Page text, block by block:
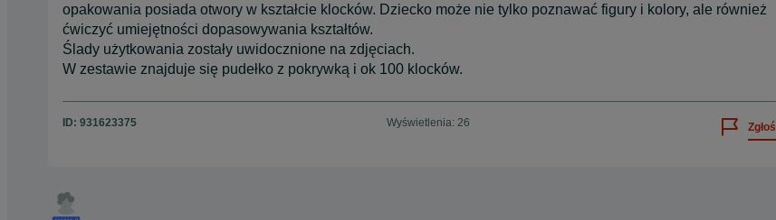
opakowania posiada otwory w kształcie klocków. Dziecko może nie tylko poznawać figury i kolory, ale również
ćwiczyć umiejętności dopasowywania kształtów.
Ślady użytkowania zostały uwidocznione na zdjęciach.
W zestawie znajduje się pudełko z pokrywką i ok 100 klocków.
ID: 931623375 Wyświetlenia: 26 Zgłoś